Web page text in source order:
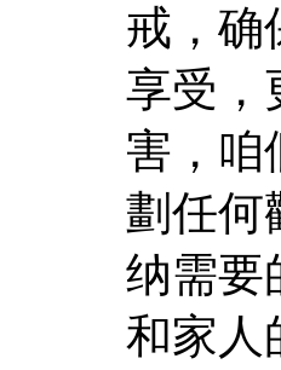
戒，确
享受，
害，咱
劃任何
纳需要
和家人